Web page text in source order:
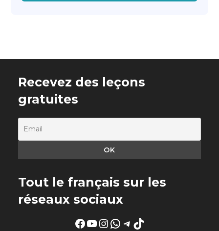
Recevez des leçons
gratuites
Tout le français sur les
réseaux sociaux
Facebook
YouTube
Instagram
WhatsApp
Telegram
TikTok